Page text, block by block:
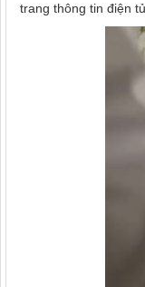
trang thông tin điện